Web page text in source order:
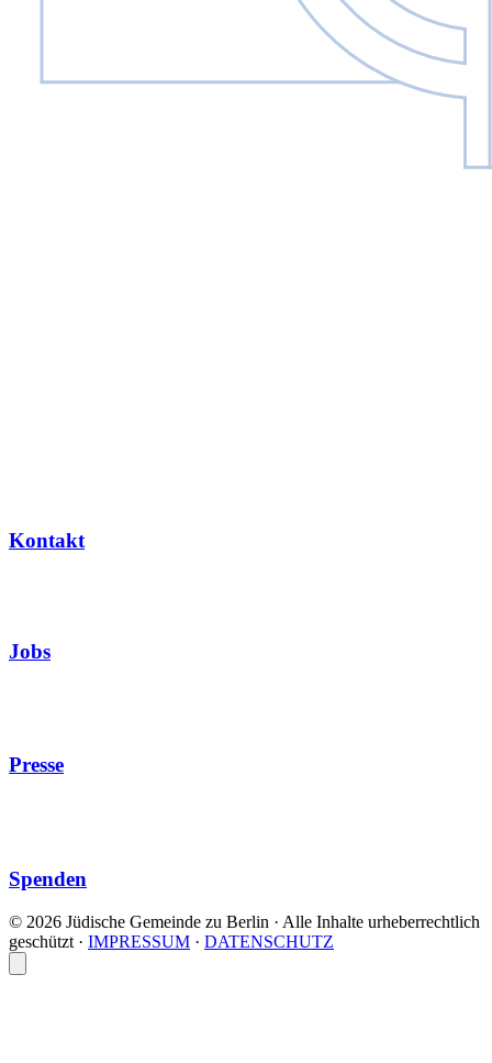
Kontakt
Jobs
Presse
Spenden
© 2026 Jüdische Gemeinde zu Berlin · Alle Inhalte urheberrechtlich
geschützt · IMPRESSUM · DATENSCHUTZ